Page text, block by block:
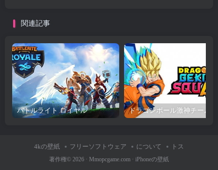
関連記事
バトルライト ロイヤル ドラゴンボール激神チーム
4kの壁紙 フリーソフトウェア について トス
著作権© 2026 · Mmopcgame.com · iPhoneの壁紙